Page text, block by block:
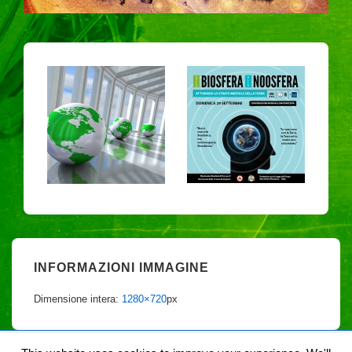
INFORMAZIONI IMMAGINE
Dimensione intera: 1280×720px